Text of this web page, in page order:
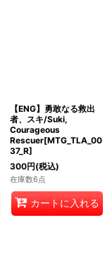
【ENG】勇敢なる救出
者、スキ/Suki,
Courageous
Rescuer[MTG_TLA_00
37_R]
300円(税込)
在庫数6点
カートに入れる